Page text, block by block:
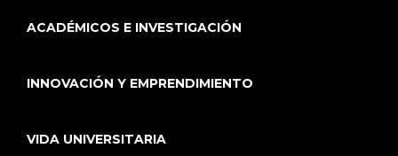
ACADÉMICOS E INVESTIGACIÓN
INNOVACIÓN Y EMPRENDIMIENTO
VIDA UNIVERSITARIA